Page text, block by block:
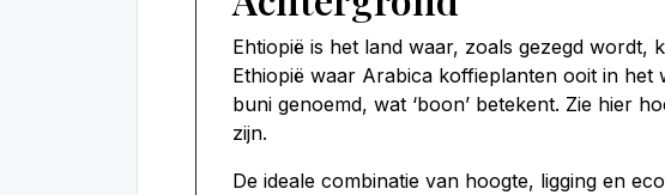
Ehtiopië is het land waar, zoals gezegd
Ethiopië waar Arabica koffieplanten ooit in
buni genoemd, wat ‘boon’ betekent. Zie hier
zijn.
De ideale combinatie van hoogte, ligging en